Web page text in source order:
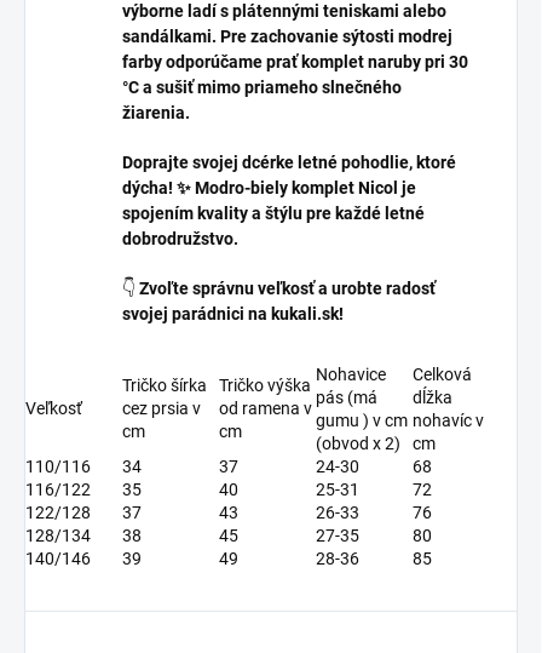
výborne ladí s plátennými teniskami alebo
sandálkami. Pre zachovanie sýtosti modrej
farby odporúčame prať komplet naruby pri 30
°C a sušiť mimo priameho slnečného
žiarenia.
Doprajte svojej dcérke letné pohodlie, ktoré
dýcha! ✨ Modro-biely komplet Nicol je
spojením kvality a štýlu pre každé letné
dobrodružstvo.
👇 Zvoľte správnu veľkosť a urobte radosť
svojej parádnici na kukali.sk!
Veľkosť
Tričko šírka
cez prsia v
cm
Tričko výška
od ramena v
cm
Nohavice
pás (má
gumu ) v cm
(obvod x 2)
Celková
dĺžka
nohavíc v
cm
110/116
34 37 24-30
68
116/122
35 40 25-31
72
122/128
37 43 26-33
76
128/134
38 45 27-35
80
140/146
39 49 28-36 85